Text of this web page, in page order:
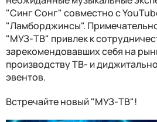
"Синг Сонг" совместно с
"Ламборджинсы".
"МУЗ-ТВ" привлек к
зарекомендовавших себя на
производству ТВ- и
эвентов.
Встречайте новый "МУЗ-ТВ"!